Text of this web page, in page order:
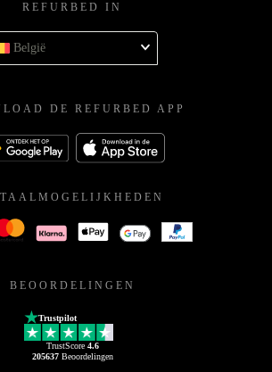
REFURBED IN
België
DE REFURBED APP
BEOORDELINGEN
Trustpilot
TrustScore 4.6
205637Beoordelingen